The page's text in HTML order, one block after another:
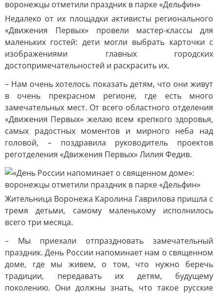
Недалеко от их площадки активисты регионального
«Движения Первых» провели мастер-классы для
маленьких гостей: дети могли выбрать карточки с
изображениями главных городских
достопримечательностей и раскрасить их.
– Нам очень хотелось показать детям, что они живут
в очень прекрасном регионе, где есть много
замечательных мест. От всего областного отделения
«Движения Первых» желаю всем крепкого здоровья,
самых радостных моментов и мирного неба над
головой, – поздравила руководитель проектов
реготделения «Движения Первых» Лилия Федив.
Жительница Воронежа Каролина Гаврилова пришла с
тремя детьми, самому маленькому исполнилось
всего три месяца.
– Мы приехали отпраздновать замечательный
праздник. День России напоминает нам о священном
доме, где мы живем, о том, что нужно беречь
традиции, передавать их детям, будущему
поколению. Они должны знать, что такое русские